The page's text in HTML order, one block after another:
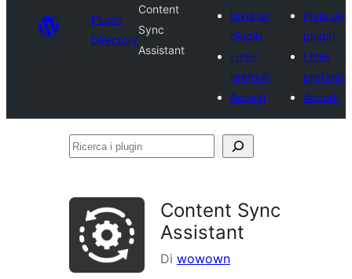
Plugin
Directory
Content
Sync
Assistant
Invia un
plugin
I miei
preferiti
Accedi
Invia un
plugin
I miei
preferiti
Accedi
Ricerca
Content Sync
Assistant
Di wowown